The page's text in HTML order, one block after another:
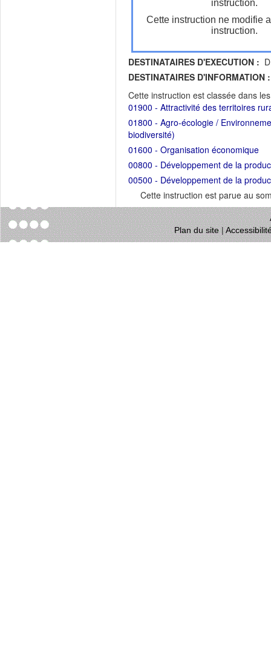
instruction.
Cette instruction ne modifie
instruction.
DESTINATAIRES D'EXECUTION :
DESTINATAIRES D'INFORMATION :
Cette instruction est classée dans
01900 - Attractivité des territoires
01800 - Agro-écologie /
biodiversité)
01600 - Organisation économique
00800 - Développement de la
00500 - Développement de la
Cette instruction est parue au
Plan du site|